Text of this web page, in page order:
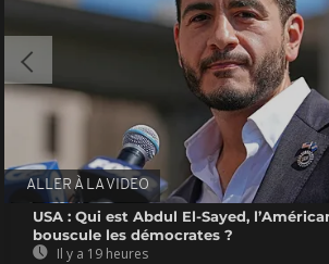
ALLER À LA VIDEO
USA : Qui est Abdul El-Sayed,
bouscule les démocrates ?
Il y a 19 heures